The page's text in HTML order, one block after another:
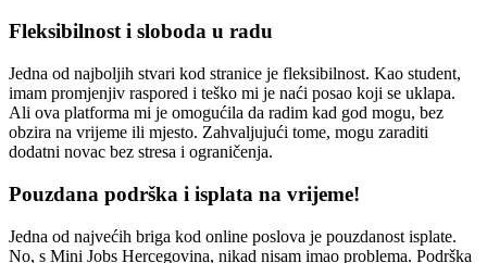
Fleksibilnost i sloboda u radu
Jedna od najboljih stvari kod stranice je fleksibilnost. Kao student,
imam promjenjiv raspored i teško mi je naći posao koji se uklapa.
Ali ova platforma mi je omogućila da radim kad god mogu, bez
obzira na vrijeme ili mjesto. Zahvaljujući tome, mogu zaraditi
dodatni novac bez stresa i ograničenja.
Pouzdana podrška i isplata na vrijeme!
Jedna od najvećih briga kod online poslova je pouzdanost isplate.
No, s Mini Jobs Hercegovina, nikad nisam imao problema. Podrška